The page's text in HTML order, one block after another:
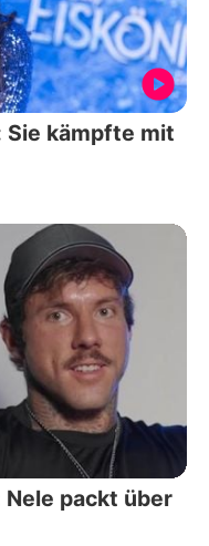
Sie kämpfte mit
packt über